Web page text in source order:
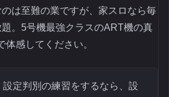
は至難の業ですが、家スロなら毎
。5号機最強クラスのART機の真
感してください。
設定判別の練習をするなら、設